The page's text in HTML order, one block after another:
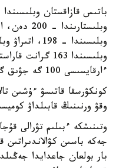
وبلىسىندا 163
ءارقايسىسى 100 گە جۋىق گرانت ۇسىندى.
كونكۋرسقا قاتىسۋ ءۇشىن
وقۋ ورنىنىڭ قابىلداۋ
وتىنىشكە ءبىلىم تۋرالى
جەكە باسىن
بار بولعان جاعدايدا